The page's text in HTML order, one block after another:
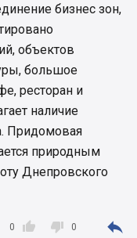
бизнес зон,
объектов
большое
ресторан и
наличие
Придомовая
природным
Днепровского

0  0 